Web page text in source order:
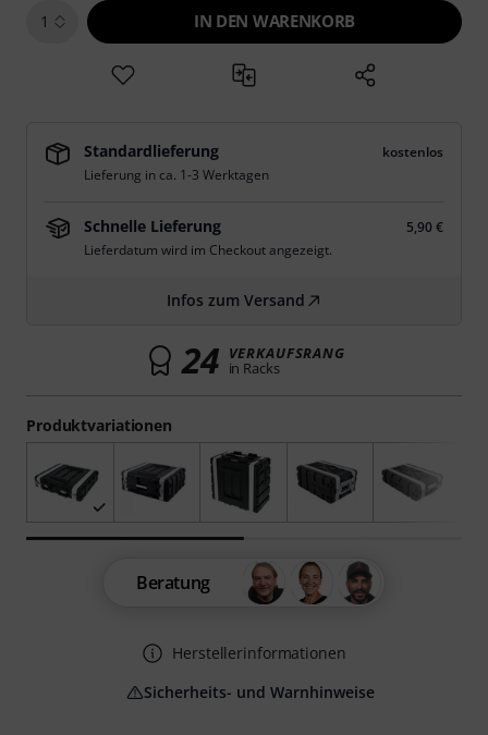
Produktvariationen
1 IN DEN WARENKORB
Standardlieferung
kostenlos
Lieferung in ca. 1-3 Werktagen
Schnelle Lieferung
5,90 €
Lieferdatum wird im Checkout angezeigt.
Infos zum Versand
24 VERKAUFSRANG
in Racks
Beratung
Herstellerinformationen
Sicherheits- und Warnhinweise